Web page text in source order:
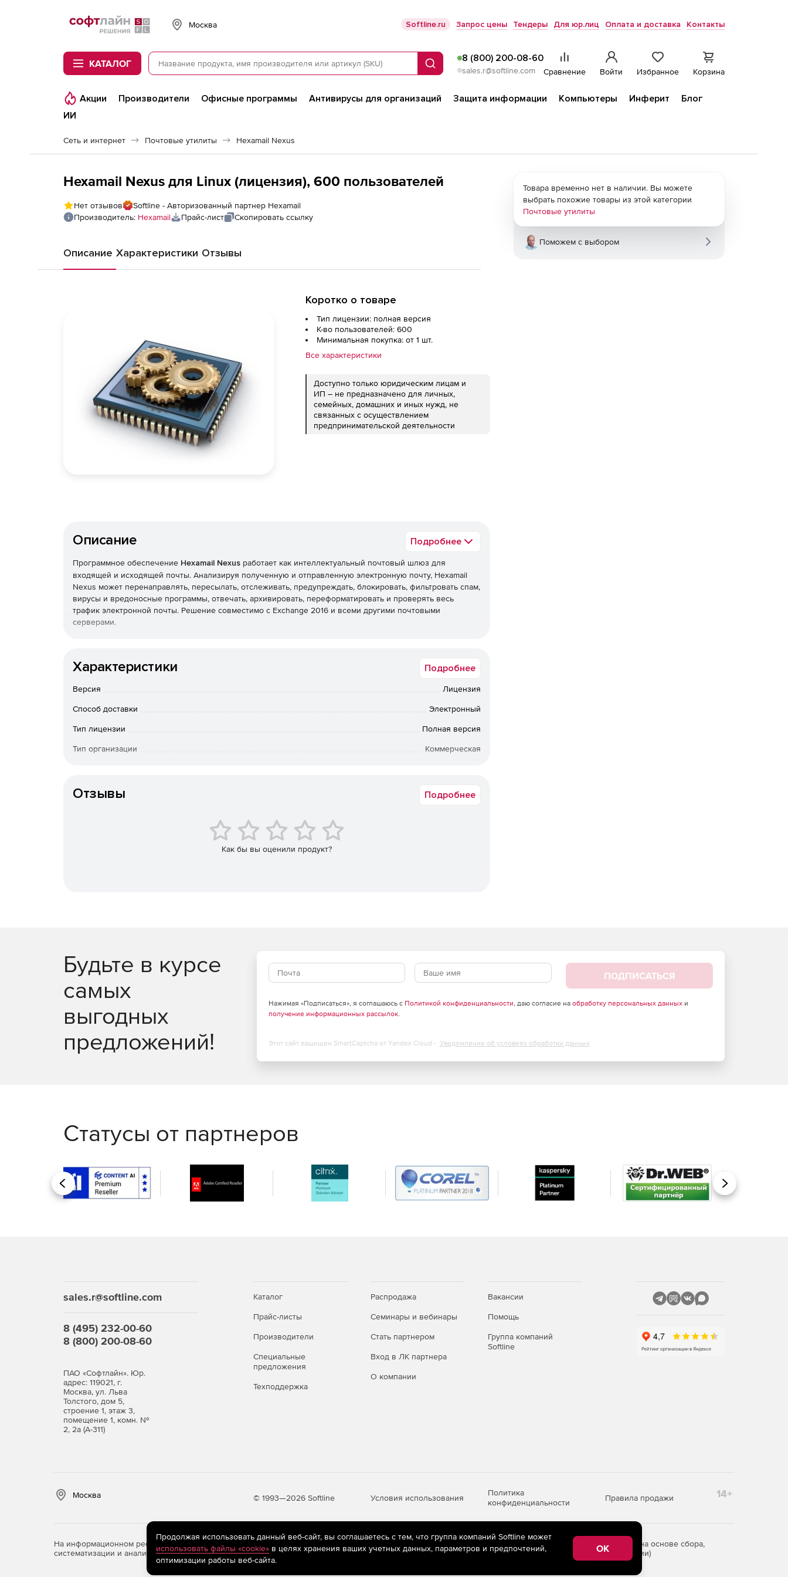
Softline
Москва Softline.ru Запрос цены Тендеры Для юр.лиц Оплата и доставка Контакты
КАТАЛОГ Поиск
8 (800) 200-08-60
sales.r@softline.com Сравнение Войти Избранное Корзина
Акции Производители Офисные программы Антивирусы для организаций Защита информации Компьютеры Инферит
Блог
ИИ
Сеть и интернет Почтовые утилиты Hexamail Nexus
Hexamail Nexus для Linux (лицензия), 600 пользователей
Нет отзывов
Softline - Авторизованный партнер Hexamail
Производитель: Hexamail Прайс-лист Скопировать ссылку
Описание Характеристики Отзывы
Коротко о товаре
Тип лицензии: полная версия
К-во пользователей: 600
Минимальная покупка: от 1 шт.
Все характеристики
Доступно только юридическим лицам и
ИП – не предназначено для личных,
семейных, домашних и иных нужд, не
связанных с осуществлением
предпринимательской деятельности
Описание Подробнее
Программное обеспечение Hexamail Nexus работает как интеллектуальный почтовый шлюз для
входящей и исходящей почты. Анализируя полученную и отправленную электронную почту, Hexamail
Nexus может перенаправлять, пересылать, отслеживать, предупреждать, блокировать, фильтровать спам,
вирусы и вредоносные программы, отвечать, архивировать, переформатировать и проверять весь
трафик электронной почты. Решение совместимо с Exchange 2016 и всеми другими почтовыми
серверами.
электронную почту на новые учетные записи или адреса.
предоставляет интеллектуальную платформу обмена сообщениями, которая может расширяться в
Характеристики Подробнее
Версия Лицензия
Способ доставки Электронный
Тип лицензии Полная версия
Тип организации Коммерческая
Отзывы Подробнее
Как бы вы оценили продукт?
Товара временно нет в наличии. Вы можете
выбрать похожие товары из этой категории
Почтовые утилиты
Поможем с выбором
Будьте в курсе
самых
выгодных
предложений!
ПОДПИСАТЬСЯ
Нажимая «Подписаться», я соглашаюсь с Политикой конфиденциальности, даю согласие на обработку персональных данныхи
получение информационных рассылок.
Этот сайт защищен SmartCaptcha от Yandex Cloud - Уведомление об условиях обработки данных
Статусы от партнеров
Назад Вперед
sales.r@softline.com
8 (495) 232-00-60
8 (800) 200-08-60
ПАО «Софтлайн». Юр.
адрес: 119021, г.
Москва, ул. Льва
Толстого, дом 5,
строение 1, этаж 3,
помещение 1, комн. №
2, 2а (А-311)
Каталог
Прайс-листы
Производители
Специальные
предложения
Техподдержка
Распродажа
Семинары и вебинары
Стать партнером
Вход в ЛК партнера
О компании
Вакансии
Помощь
Группа компаний
Softline
Москва © 1993—2026 Softline Условия использования
Политика
конфиденциальности
Правила продажи 14+
На информационном ресурсе store.softline.ru применяются рекомендательные технологии
(информационные технологии предоставления информации на основе сбора,
систематизации и анализа сведений, относящихся к предпочтениям пользователей сети «Интернет», находящихся на территории Российской Федерации)
Продолжая использовать данный веб-сайт, вы соглашаетесь с тем, что группа компаний Softline может
использовать файлы «cookie»в целях хранения ваших учетных данных, параметров и предпочтений,
оптимизации работы веб-сайта.
OK